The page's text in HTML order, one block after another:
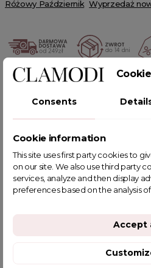
Różowy Październik Wyprzedaż
POWIĄZANE TAGI
YOU MIGHT
Consents
Cookie information
This site uses first party cookies to
on our site. We also use third party
services, analyze and then display
preferences based on the analysis
Accept